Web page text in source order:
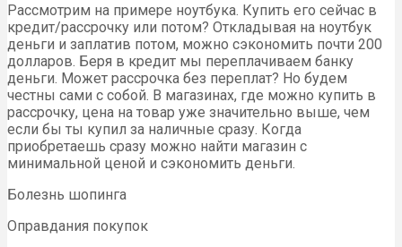
Рассмотрим на примере ноутбука. Купить его сейчас в
кредит/рассрочку или потом? Откладывая на ноутбук
деньги и заплатив потом, можно сэкономить почти 200
долларов. Беря в кредит мы переплачиваем банку
деньги. Может рассрочка без переплат? Но будем
честны сами с собой. В магазинах, где можно купить в
рассрочку, цена на товар уже значительно выше, чем
если бы ты купил за наличные сразу. Когда
приобретаешь сразу можно найти магазин с
минимальной ценой и сэкономить деньги.
Болезнь шопинга
Оправдания покупок